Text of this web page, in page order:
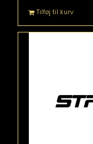
Tilføj til kurv